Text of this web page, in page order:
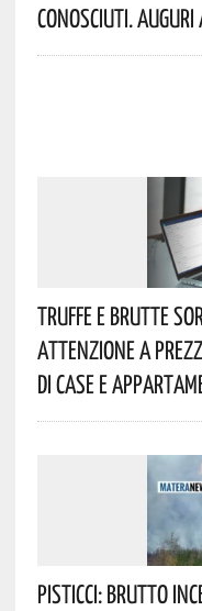
Conosciuti. Auguri
Truffe E Brutte
Attenzione A
Di Case E
Pisticci: Brutto